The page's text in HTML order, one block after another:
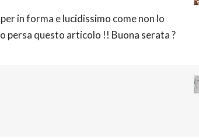
in forma e lucidissimo come non lo
persa questo articolo !! Buona serata ?